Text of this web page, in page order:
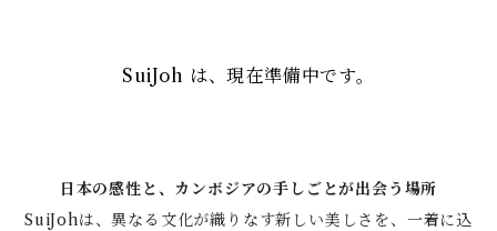
SuiJoh は、現在準備中です。
日本の感性と、カンボジアの手しごとが出会う場所
SuiJohは、異なる文化が織りなす新しい美しさを、一着に込